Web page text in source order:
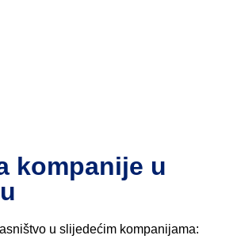
kompanije u
u slijedećim kompanijama: